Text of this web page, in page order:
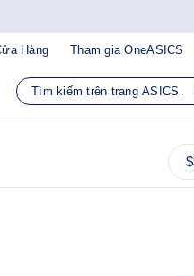
Hàng Tham gia OneASICS